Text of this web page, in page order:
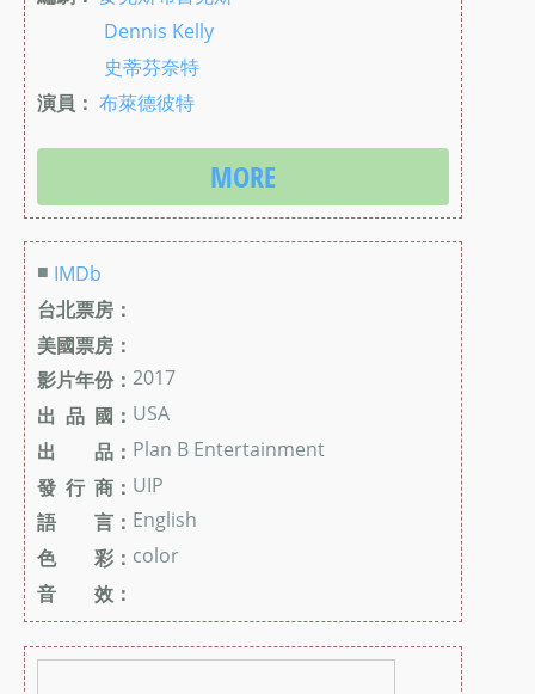
Dennis Kelly
史蒂芬奈特
演員： 布萊德彼特
MORE
■ IMDb
台北票房：
美國票房：
影片年份： 2017
出 品 國： USA
出 品： Plan B Entertainment
發 行 商： UIP
語 言： English
色 彩： color
音 效：